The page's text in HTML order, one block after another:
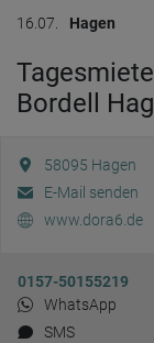
16.07. Hagen
Bordell
58095 Hagen
E-Mail senden
www.dora6.de
0157-50155219
WhatsApp
SMS